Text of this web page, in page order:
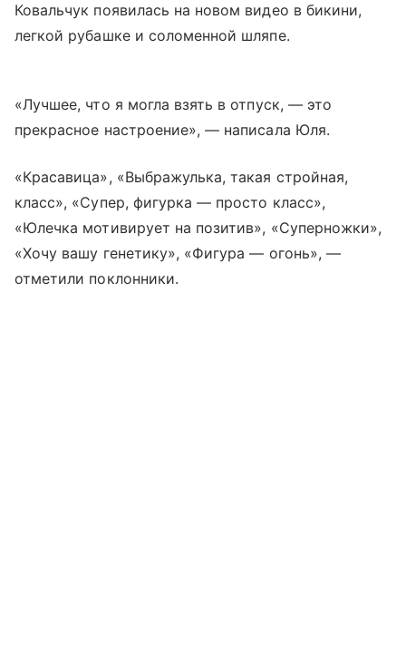
Ковальчук появилась на новом видео в бикини,
легкой рубашке и соломенной шляпе.
«Лучшее, что я могла взять в отпуск, — это
прекрасное настроение», — написала Юля.
«Красавица», «Выбражулька, такая стройная,
класс», «Супер, фигурка — просто класс»,
«Юлечка мотивирует на позитив», «Суперножки»,
«Хочу вашу генетику», «Фигура — огонь», —
отметили поклонники.